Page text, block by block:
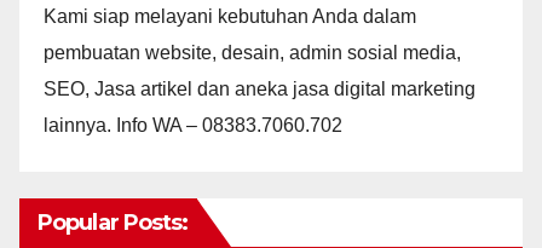
Kami siap melayani kebutuhan Anda dalam
pembuatan website, desain, admin sosial media,
SEO, Jasa artikel dan aneka jasa digital marketing
lainnya. Info WA – 08383.7060.702
Popular Posts: